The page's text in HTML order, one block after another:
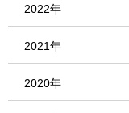
2022年
2021年
2020年